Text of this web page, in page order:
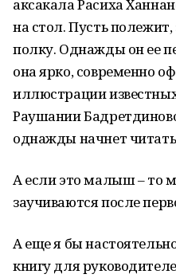
аксакала Расиха
на стол. Пусть
полку. Однажды он ее
она ярко, современно
иллюстрации
Раушании
однажды начнет
А если это малыш – то
заучиваются после
А еще я бы
книгу для